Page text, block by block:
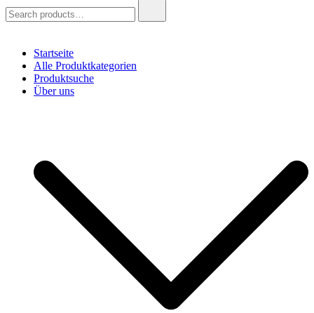
for:
Startseite
Alle Produktkategorien
Produktsuche
Über uns